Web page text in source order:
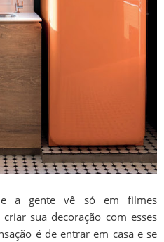
a gente vê só em filmes
sua decoração com esses
é de entrar em casa e se